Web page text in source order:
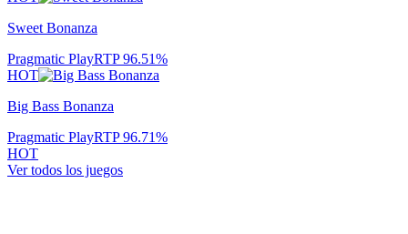
Sweet Bonanza
Pragmatic PlayRTP96.51%
HOT
Big Bass Bonanza
Pragmatic PlayRTP96.71%
HOT
Ver todos los juegos